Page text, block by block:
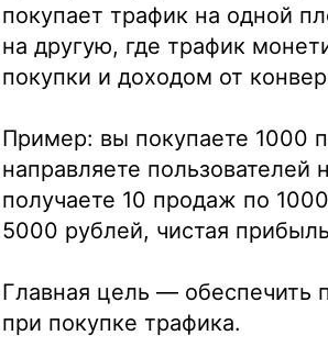
покупает трафик на одной
на другую, где трафик
покупки и доходом от
Пример: вы покупаете 1000
направляете
получаете 10 продаж по
5000 рублей, чистая
Главная цель — обеспечить
при покупке трафика.